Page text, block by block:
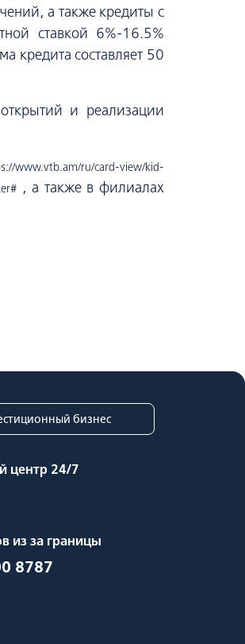
а также кредиты с
ставкой 6%-16.5%
кредита составляет 50
и реализации
www.vtb.am/ru/card-view/kid-
, а также в филиалах
бизнес
центр 24/7
из за границы
8787